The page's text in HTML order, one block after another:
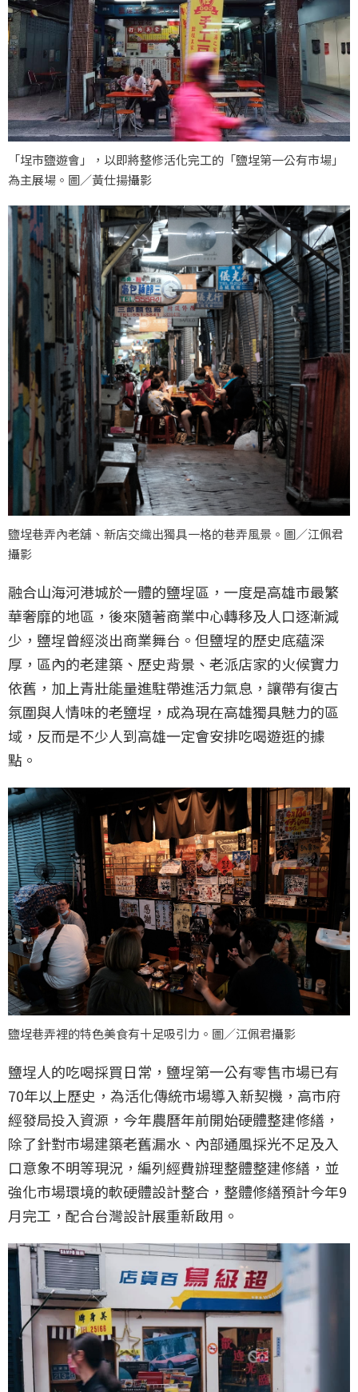
「埕市鹽遊會」，以即將整修活化完工的「鹽埕第一公有市場」
為主展場。圖／黃仕揚攝影
鹽埕巷弄內老舖、新店交織出獨具一格的巷弄風景。圖／江佩君
攝影
融合山海河港城於一體的鹽埕區，一度是高雄市最繁
華奢靡的地區，後來隨著商業中心轉移及人口逐漸減
少，鹽埕曾經淡出商業舞台。但鹽埕的歷史底蘊深
厚，區內的老建築、歷史背景、老派店家的火候實力
依舊，加上青壯能量進駐帶進活力氣息，讓帶有復古
氛圍與人情味的老鹽埕，成為現在高雄獨具魅力的區
域，反而是不少人到高雄一定會安排吃喝遊逛的據
點。
鹽埕巷弄裡的特色美食有十足吸引力。圖／江佩君攝影
鹽埕人的吃喝採買日常，鹽埕第一公有零售市場已有
70年以上歷史，為活化傳統市場導入新契機，高市府
經發局投入資源，今年農曆年前開始硬體整建修繕，
除了針對市場建築老舊漏水、內部通風採光不足及入
口意象不明等現況，編列經費辦理整體整建修繕，並
強化市場環境的軟硬體設計整合，整體修繕預計今年9
月完工，配合台灣設計展重新啟用。